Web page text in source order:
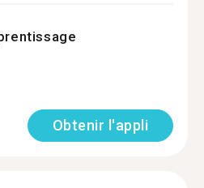
Obtenir l'appli